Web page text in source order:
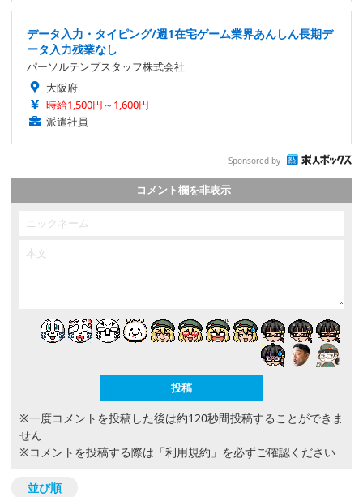
データ入力・タイピング/週1在宅ゲーム業界あんしん長期デ
ータ入力残業なし
パーソルテンプスタッフ株式会社
大阪府
時給1,500円～1,600円
派遣社員
Sponsored by
コメント欄を非表示
※一度コメントを投稿した後は約120秒間投稿することができま
せん
※コメントを投稿する際は 「利用規約」 を必ずご確認ください
並び順